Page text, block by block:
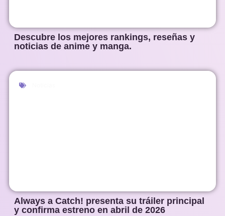
Descubre los mejores rankings, reseñas y
noticias de anime y manga.
Always a Catch! presenta su tráiler principal
y confirma estreno en abril de 2026